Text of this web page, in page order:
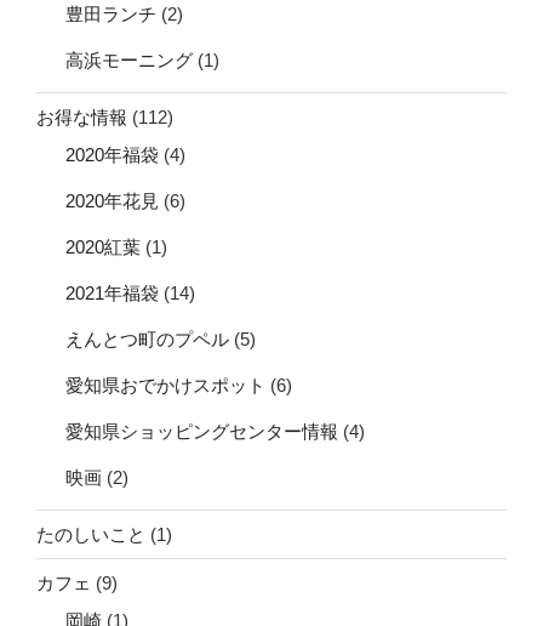
豊田ランチ (2)
高浜モーニング (1)
お得な情報 (112)
2020年福袋 (4)
2020年花見 (6)
2020紅葉 (1)
2021年福袋 (14)
えんとつ町のプペル (5)
愛知県おでかけスポット (6)
愛知県ショッピングセンター情報 (4)
映画 (2)
たのしいこと (1)
カフェ (9)
岡崎 (1)